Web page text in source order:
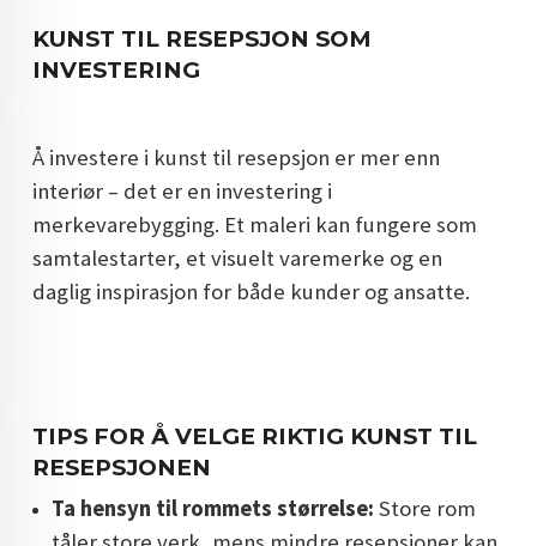
KUNST TIL RESEPSJON SOM
INVESTERING
Å investere i kunst til resepsjon er mer enn
interiør – det er en investering i
merkevarebygging. Et maleri kan fungere som
samtalestarter, et visuelt varemerke og en
daglig inspirasjon for både kunder og ansatte.
TIPS FOR Å VELGE RIKTIG KUNST TIL
RESEPSJONEN
Ta hensyn til rommets størrelse: Store rom